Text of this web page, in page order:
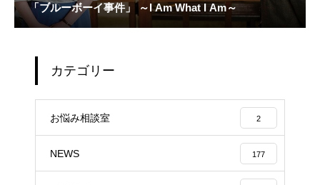
「ブルーボーイ事件」 ～I Am What I Am～
カテゴリー
お悩み相談室 2
NEWS 177